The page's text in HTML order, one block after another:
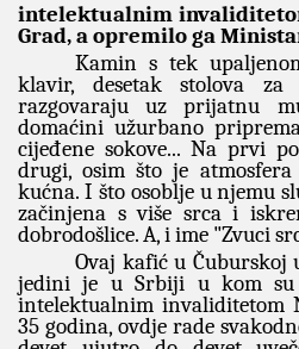
intelektualnim
Grad, a opremilo ga
Kamin s tek
klavir, desetak stolova
razgovaraju uz prijatnu
domaćini užurbano
cijeđene sokove... Na prvi
drugi, osim što je
kućna. I što osoblje u njemu
začinjena s više srca i
dobrodošlice. A, i ime "Zvuci
Ovaj kafić u Čuburskoj
jedini je u Srbiji u kom su
intelektualnim invaliditetom
35 godina, ovdje rade